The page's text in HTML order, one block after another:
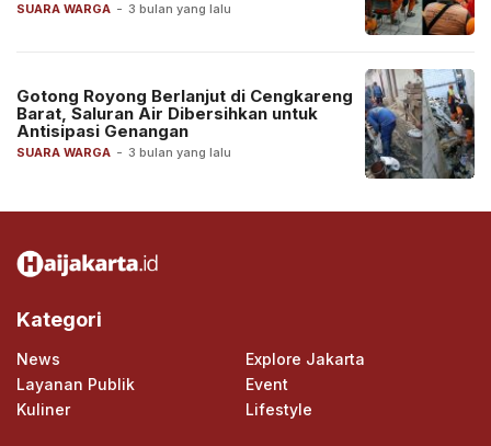
SUARA WARGA - 3 bulan yang lalu
SUARA WARGA - 3 bulan yang lalu
Gotong Royong Berlanjut di Cengkareng
Barat, Saluran Air Dibersihkan untuk
Antisipasi Genangan
Kategori
News
Explore Jakarta
Layanan Publik
Event
Kuliner
Lifestyle